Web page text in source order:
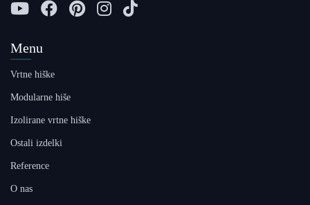
Menu
Vrtne hiške
Modularne hiše
Izolirane vrtne hiške
Ostali izdelki
Reference
O nas